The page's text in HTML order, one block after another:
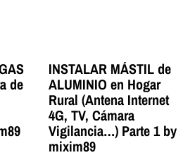
de
INSTALAR MÁSTIL de
ALUMINIO en Hogar
Rural (Antena Internet
4G, TV, Cámara
Vigilancia…) Parte 1 by
mixim89